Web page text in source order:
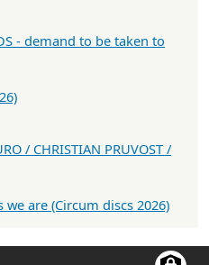
- demand to be taken to
/ CHRISTIAN PRUVOST /
we are (Circum discs 2026)